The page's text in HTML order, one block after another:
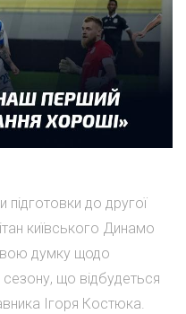
підготовки до другої
київського Динамо
думку щодо
сезону, що відбудеться
Ігоря Костюка.